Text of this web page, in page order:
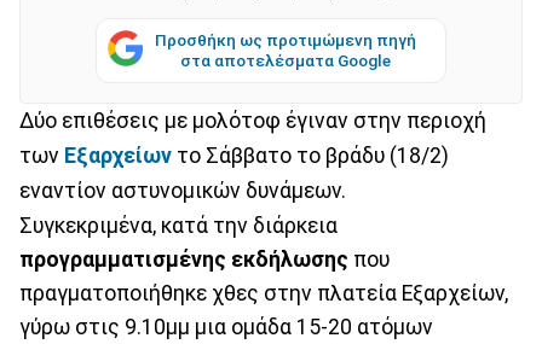
Προσθήκη ως προτιμώμενη πηγή
στα αποτελέσματα Google
Δύο επιθέσεις με μολότοφ έγιναν στην περιοχή
των Εξαρχείων το Σάββατο το βράδυ (18/2)
εναντίον αστυνομικών δυνάμεων.
Συγκεκριμένα, κατά την διάρκεια
προγραμματισμένης εκδήλωσης που
πραγματοποιήθηκε χθες στην πλατεία Εξαρχείων,
γύρω στις 9.10μμ μια ομάδα 15-20 ατόμων